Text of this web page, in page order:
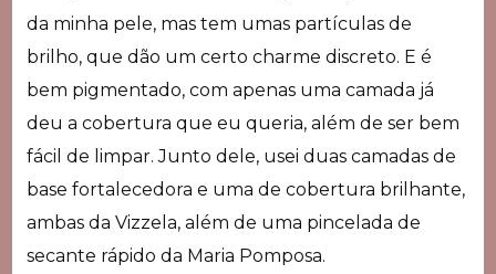
da minha pele, mas tem umas partículas de
brilho, que dão um certo charme discreto. E é
bem pigmentado, com apenas uma camada já
deu a cobertura que eu queria, além de ser bem
fácil de limpar. Junto dele, usei duas camadas de
base fortalecedora e uma de cobertura brilhante,
ambas da Vizzela, além de uma pincelada de
secante rápido da Maria Pomposa.